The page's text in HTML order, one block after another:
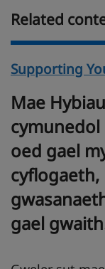
Related
Supporting
Mae
cymunedol
oed gael
gael